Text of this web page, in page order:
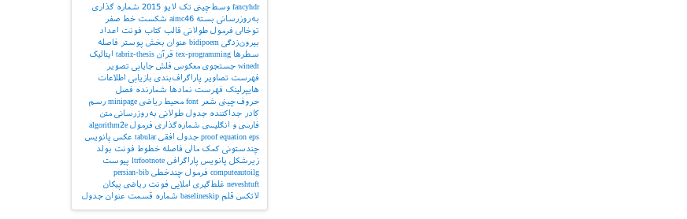
fancyhdr وسط‌چینی تک لایو 2015
شماره گذاری
به‌روزرسانی بسته aimc46 شکست خط صفر
توخالی فرمول طولانی قالب کتاب فونت اعداد
بیرون‌زدگی bidipoem عنوان بخش پوستر
فاصله
سطرها
tex-programming قرآن tabriz-thesis
ایتالیک
winedt جستجوی معکوس فلش جایابی تصویر
فهرست تصاویر
پاراگراف‌بندی بازیابی اطلاعات
هایپرلینک فهرست نمادها
شمارنده فصل
حروف‌چینی شعر font محیط ریاضی minipage رسم
کادر
جداکننده جدول طولانی به‌روزرسانی متن
فارسی و انگلیسی شماره‌گذاری فرمول algorithm2e
proof equation eps جدول افقی tabular عکس پانویس
چندستونی کمک مالی فاصله خطوط فونت بولد
زیرشکل پانویس پاراگرافی ltrfootnote پیوست
computeautoilg فرمول چندخطی persian-bib
neveshtuft غلط‌گیری املایی فونت ریاضی پیکان
لاتکس قلم baselineskip شماره قسمت عنوان جدول